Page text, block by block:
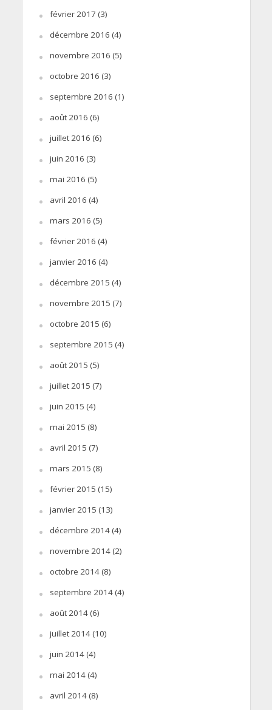
février 2017 (3)
décembre 2016 (4)
novembre 2016 (5)
octobre 2016 (3)
septembre 2016 (1)
août 2016 (6)
juillet 2016 (6)
juin 2016 (3)
mai 2016 (5)
avril 2016 (4)
mars 2016 (5)
février 2016 (4)
janvier 2016 (4)
décembre 2015 (4)
novembre 2015 (7)
octobre 2015 (6)
septembre 2015 (4)
août 2015 (5)
juillet 2015 (7)
juin 2015 (4)
mai 2015 (8)
avril 2015 (7)
mars 2015 (8)
février 2015 (15)
janvier 2015 (13)
décembre 2014(4)
novembre 2014(2)
octobre 2014(8)
septembre 2014(4)
août 2014(6)
juillet 2014(10)
juin 2014(4)
mai 2014(4)
avril 2014(8)